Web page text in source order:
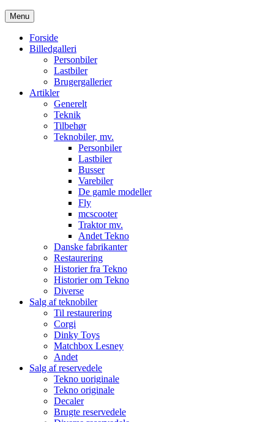
Menu
Forside
Billedgalleri
Personbiler
Lastbiler
Brugergallerier
Artikler
Generelt
Teknik
Tilbehør
Teknobiler, mv.
Personbiler
Lastbiler
Busser
Varebiler
De gamle modeller
Fly
mcscooter
Traktor mv.
Andet Tekno
Danske fabrikanter
Restaurering
Historier fra Tekno
Historier om Tekno
Diverse
Salg af teknobiler
Til restaurering
Corgi
Dinky Toys
Matchbox Lesney
Andet
Salg af reservedele
Tekno uoriginale
Tekno originale
Decaler
Brugte reservedele